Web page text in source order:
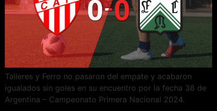
Talleres y Ferro no pasaron del empate y acabaron
igualados sin goles en su encuentro por la fecha 38 de
Argentina – Campeonato Primera Nacional 2024.